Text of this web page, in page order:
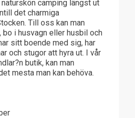
camping längst ut
det charmiga
Till oss kan man
bo i husvagn eller husbil och
sitt boende med sig, har
och stugor att hyra ut. I vår
butik, kan man
mesta man kan behöva.